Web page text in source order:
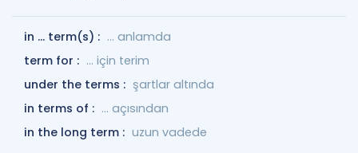
in ... term(s) : ... anlamda
term for : ... için terim
under the terms : şartlar altında
in terms of : … açısından
in the long term : uzun vadede